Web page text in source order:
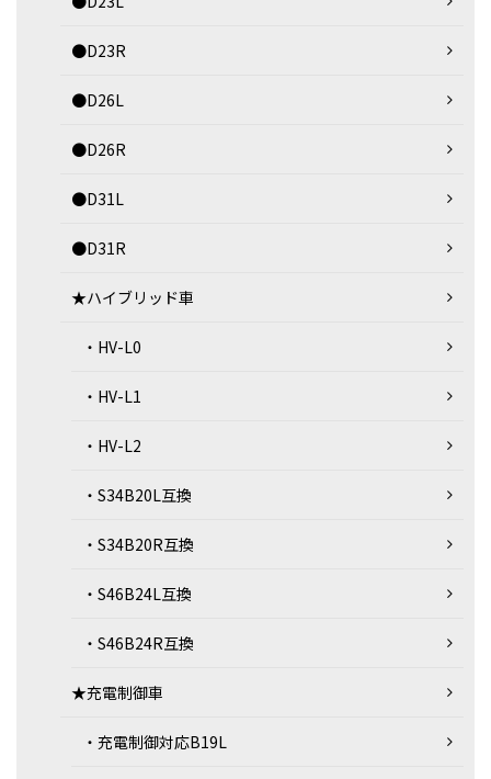
●D23R
●D26L
●D26R
●D31L
●D31R
★ハイブリッド車
・HV-L0
・HV-L1
・HV-L2
・S34B20L互換
・S34B20R互換
・S46B24L互換
・S46B24R互換
★充電制御車
・充電制御対応B19L